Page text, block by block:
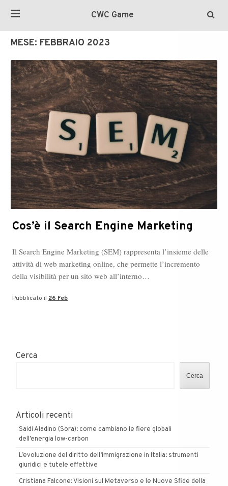
CWC Game
MESE: FEBBRAIO 2023
Cos’è il Search Engine Marketing
Il Search Engine Marketing (SEM) rappresenta l’insieme delle
attività di web marketing online, che permette l’incremento
della visibilità per un sito web all’interno…
Pubblicato il 26 Feb
Cerca
Cerca
Articoli recenti
Saidi Aladino (Sora): come cambiano le fiere globali
dell’energia low-carbon
L’evoluzione del diritto dell’immigrazione in Italia: strumenti
giuridici e tutele effettive
Cristiana Falcone: Visioni sul Metaverso e le Nuove Sfide della